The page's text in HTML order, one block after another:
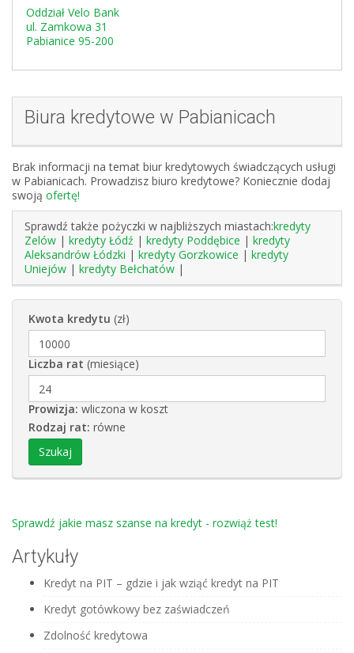
Oddział Velo Bank
ul. Zamkowa 31
Pabianice 95-200
Biura kredytowe w Pabianicach
Brak informacji na temat biur kredytowych świadczących usługi
w Pabianicach. Prowadzisz biuro kredytowe? Koniecznie dodaj
swoją ofertę!
Sprawdź także pożyczki w najbliższych miastach:kredyty
Zelów | kredyty Łódź | kredyty Poddębice | kredyty
Aleksandrów Łódzki | kredyty Gorzkowice | kredyty
Uniejów | kredyty Bełchatów |
Kwota kredytu (zł)
Liczba rat (miesiące)
Prowizja: wliczona w koszt
Rodzaj rat: równe
Sprawdź jakie masz szanse na kredyt - rozwiąż test!
Artykuły
Kredyt na PIT – gdzie i jak wziąć kredyt na PIT
Kredyt gotówkowy bez zaświadczeń
Zdolność kredytowa